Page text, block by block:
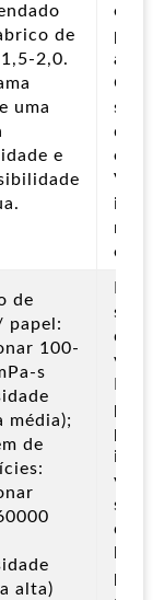
de
2,0.
uma
e
em
Grau
de
papel:
100-
s
média);
de
alta)
de
de